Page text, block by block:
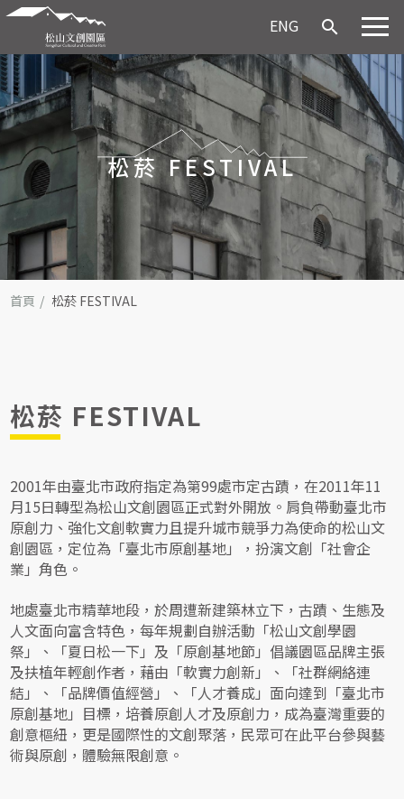
ENG search
松菸 FESTIVAL
首頁 松菸 FESTIVAL
松菸 FESTIVAL
2001年由臺北市政府指定為第99處市定古蹟，在2011年11
月15日轉型為松山文創園區正式對外開放。肩負帶動臺北市
原創力、強化文創軟實力且提升城市競爭力為使命的松山文
創園區，定位為「臺北市原創基地」，扮演文創「社會企
業」角色。
地處臺北市精華地段，於周遭新建築林立下，古蹟、生態及
人文面向富含特色，每年規劃自辦活動「松山文創學園
祭」、「夏日松一下」及「原創基地節」倡議園區品牌主張
及扶植年輕創作者，藉由「軟實力創新」、「社群網絡連
結」、「品牌價值經營」、「人才養成」面向達到「臺北市
原創基地」目標，培養原創人才及原創力，成為臺灣重要的
創意樞紐，更是國際性的文創聚落，民眾可在此平台參與藝
術與原創，體驗無限創意。